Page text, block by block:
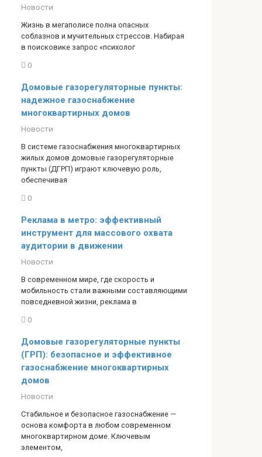
Новости
Жизнь в мегаполисе полна опасных
соблазнов и мучительных стрессов. Набирая
в поисковике запрос «психолог
0
Домовые газорегуляторные пункты:
надежное газоснабжение
многоквартирных домов
Новости
В системе газоснабжения многоквартирных
жилых домов домовые газорегуляторные
пункты (ДГРП) играют ключевую роль,
обеспечивая
0
Реклама в метро: эффективный
инструмент для массового охвата
аудитории в движении
Новости
В современном мире, где скорость и
мобильность стали важными составляющими
повседневной жизни, реклама в
0
Домовые газорегуляторные пункты
(ГРП): безопасное и эффективное
газоснабжение многоквартирных
домов
Новости
Стабильное и безопасное газоснабжение —
основа комфорта в любом современном
многоквартирном доме. Ключевым
элементом,